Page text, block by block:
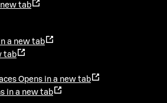
tab
a new tab
tab
Opens in a new tab
in a new tab